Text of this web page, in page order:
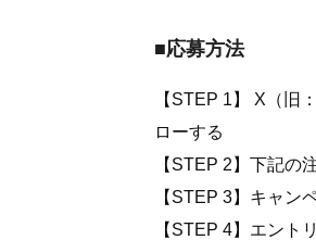
■応募方法
【STEP 1】 X（旧
ローする
【STEP 2】下記の
【STEP 3】キャン
【STEP 4】エント